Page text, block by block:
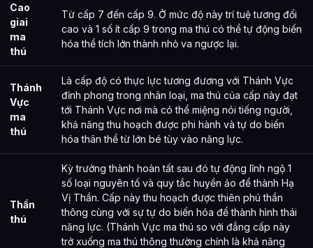
Cao
giai
ma
thú
Từ cấp 7 đến cấp 9. Ở mức độ này trí tuệ tương đối
cao và 1 số ít cấp 9 trong ma thú có thể tự động biến
hóa thể tích lớn thành nhỏ va ngược lại.
Thánh
Vực
ma
thú
Là cấp độ có thực lực tương đương với Thánh Vực
đỉnh phong trong nhân loại, ma thú của cấp này đạt
tới Thánh Vực nơi mà có thể miệng nói tiếng người,
khả năng thu hoạch được phi hành và tự do biến
hóa thân thể từ lớn bé tùy vào năng lực.
Thần
thú
Kỳ trưởng thành hoàn tất sau đó tự động lĩnh ngộ 1
số loại nguyên tố và quy tắc huyền ảo để thành Hạ
Vị Thần. Cấp này thu hoạch được thiên phú thần
thông cùng với sự tự do biến hóa để thành hình thái
năng lực. (Thánh Vực ma thú so với đẳng cấp này
trở xuống ma thú thông thường chính là khả năng